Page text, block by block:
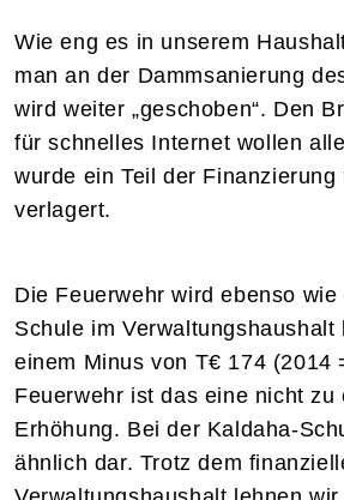
Wie eng es in unserem
man an der Dammsanierung
wird weiter „geschoben“. Den
für schnelles Internet wollen
wurde ein Teil der Finanzierung
verlagert.
Die Feuerwehr wird ebenso
Schule im Verwaltungshaushalt
einem Minus von T€ 174 (2014
Feuerwehr ist das eine nicht zu
Erhöhung. Bei der Kaldaha-
ähnlich dar. Trotz dem